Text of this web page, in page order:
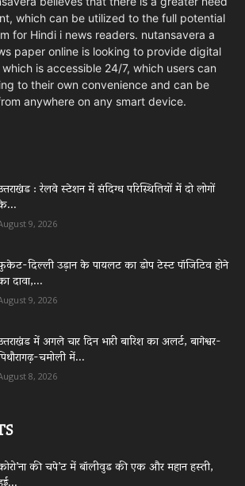
which can be utilized to the full potential
for Hindi i news readers. nutansavera a
paper online is looking to provide digital
is accessible 24/7, which users can
to their own convenience and can be
anywhere on any smart device.
: रेलवे स्टेशन में संदिग्ध परिस्थितियों में दो लोगों
9, 2026
दिल्ली उड़ान के पायलट का डोप टेस्ट पॉजिटिव होने
दावा,...
9, 2026
में अगले चार दिन भारी बारिश का अलर्ट, बागेश्वर-
चमोली में...
8, 2026
की चपे’ट में बॉलीवुड की एक और महान हस्ती,